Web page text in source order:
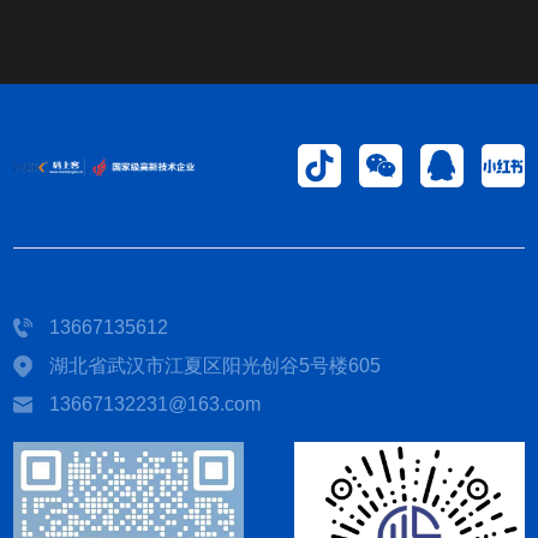
13667135612
湖北省武汉市江夏区阳光创谷5号楼605
13667132231@163.com